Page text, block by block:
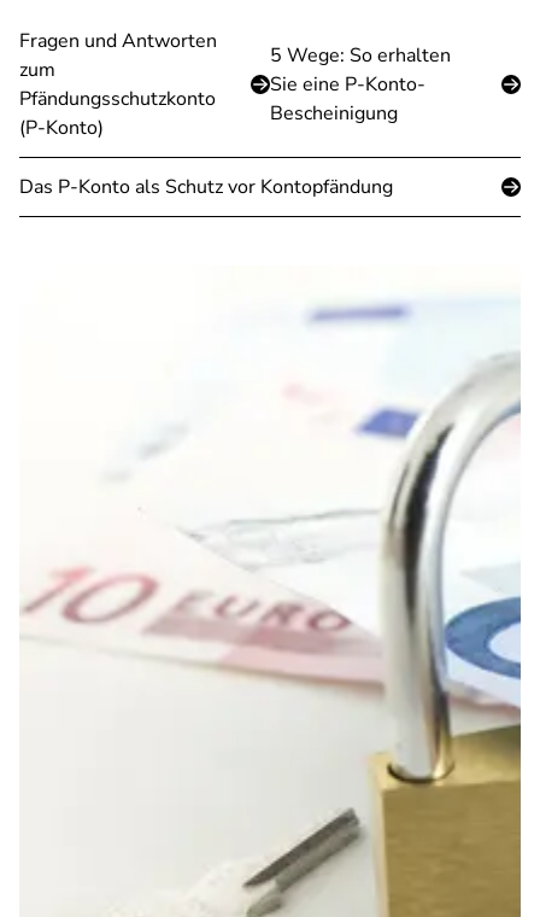
Fragen und Antworten
zum
Pfändungsschutzkonto
(P-Konto)
5 Wege: So erhalten
Sie eine P-Konto-
Bescheinigung
Das P-Konto als Schutz vor Kontopfändung